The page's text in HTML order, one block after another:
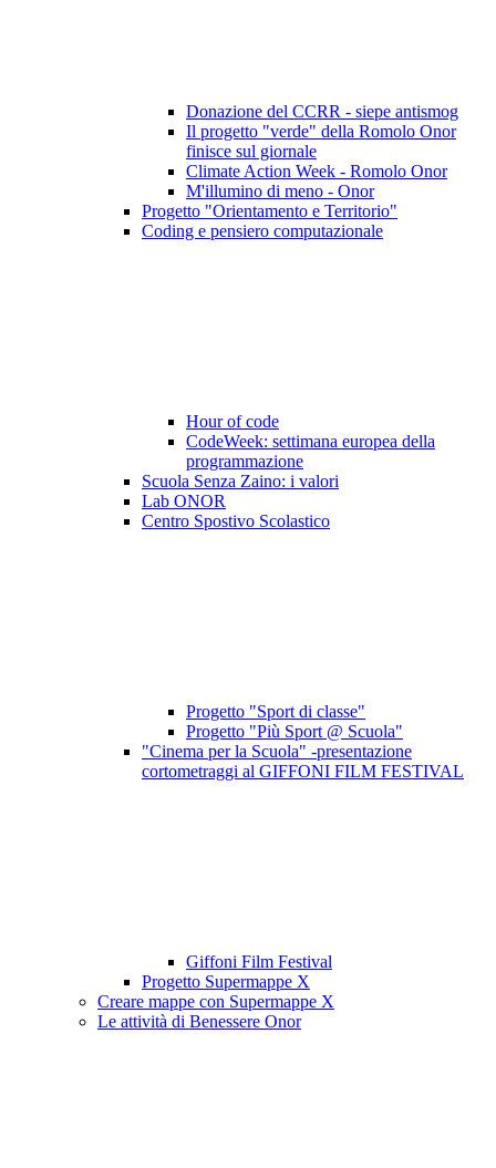
Donazione del CCRR - siepe antismog
Il progetto "verde" della Romolo Onor
finisce sul giornale
Climate Action Week - Romolo Onor
M'illumino di meno - Onor
Progetto "Orientamento e Territorio"
Coding e pensiero computazionale
Hour of code
CodeWeek: settimana europea della
programmazione
Scuola Senza Zaino: i valori
Lab ONOR
Centro Spostivo Scolastico
Progetto "Sport di classe"
Progetto "Più Sport @ Scuola"
"Cinema per la Scuola" -presentazione
cortometraggi al GIFFONI FILM FESTIVAL
Giffoni Film Festival
Progetto Supermappe X
Creare mappe con Supermappe X
Le attività di Benessere Onor